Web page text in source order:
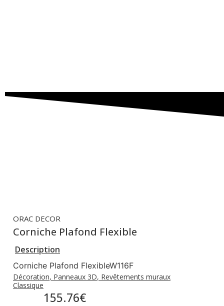
ORAC DECOR
Corniche Plafond Flexible
Description
Corniche Plafond FlexibleW116F
Décoration, Panneaux 3D, Revêtements muraux
Classique
155.76€